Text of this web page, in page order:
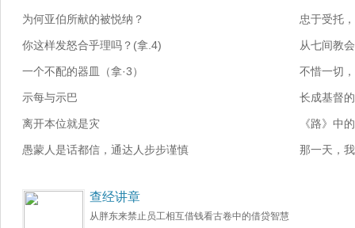
为何亚伯所献的被悦纳？
你这样发怒合乎理吗？(拿.4)
一个不配的器皿（拿·3）
示每与示巴
离开本位就是灾
愚蒙人是话都信，通达人步步谨慎
忠于受托
从七间教
不惜一切
长成基督
《路》中
那一天，
查经讲章
从胖东来禁止员工相互借钱看古卷中的借贷智慧